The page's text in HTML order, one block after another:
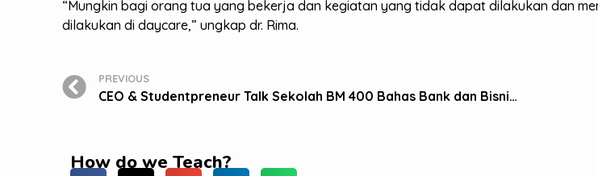
“Mungkin bagi orang tua yang bekerja dan kegiatan yang tidak dapat dilakukan dan
dilakukan di daycare,” ungkap dr. Rima.
PREVIOUS
CEO & Studentpreneur Talk Sekolah BM 400 Bahas Bank dan Bisnis Syariah
How do we Teach?